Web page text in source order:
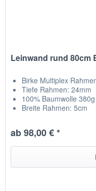
Leinwand rund 80cm
Birke Multiplex
Tiefe Rahmen: 24mm
100% Baumwolle
Breite Rahmen: 5cm
ab 98,00 € *